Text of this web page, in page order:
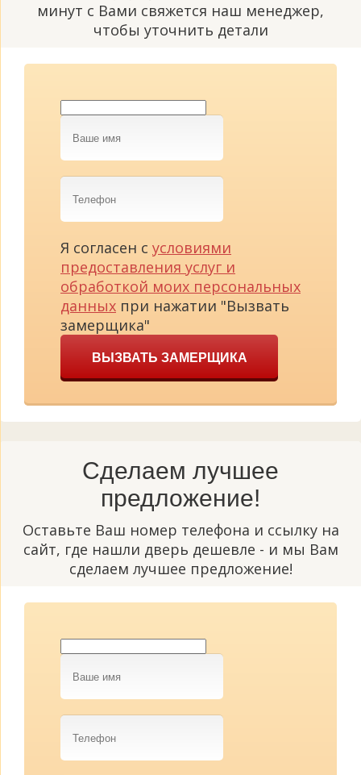
минут с Вами свяжется наш менеджер,
чтобы уточнить детали
Ваше
имя
Телефон
Я согласен с условиями
предоставления услуг и
обработкой моих персональных
данных при нажатии "Вызвать
замерщика"
ВЫЗВАТЬ ЗАМЕРЩИКА
Сделаем лучшее
предложение!
Оставьте Ваш номер телефона и ссылку на
сайт, где нашли дверь дешевле - и мы Вам
сделаем лучшее предложение!
Ваше
имя
Телефон